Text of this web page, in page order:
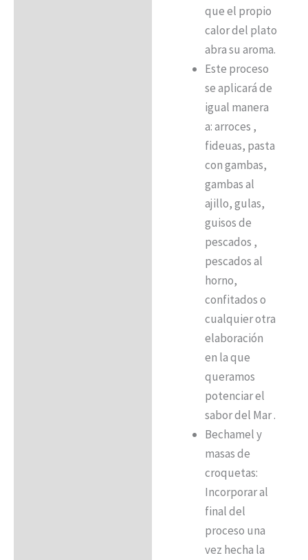
que el propio
calor del plato
abra su aroma.
Este proceso
se aplicará de
igual manera
a: arroces ,
fideuas, pasta
con gambas,
gambas al
ajillo, gulas,
guisos de
pescados ,
pescados al
horno,
confitados o
cualquier otra
elaboración
en la que
queramos
potenciar el
sabor del Mar .
Bechamel y
masas de
croquetas:
Incorporar al
final del
proceso una
vez hecha la